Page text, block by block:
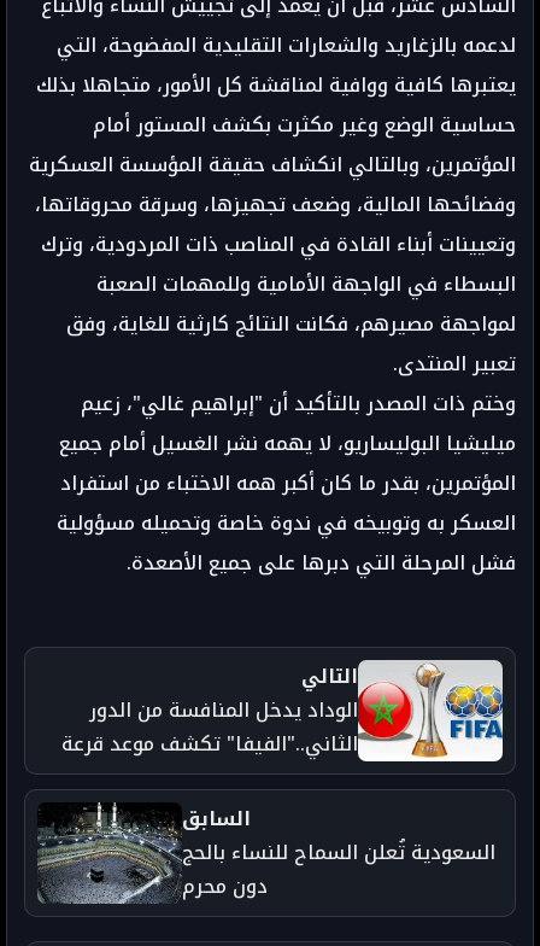
لدعمه بالزغاريد والشعارات التقليدية المفضوحة، التي
يعتبرها كافية ووافية لمناقشة كل الأمور، متجاهلا بذلك
حساسية الوضع وغير مكثرت بكشف المستور أمام
المؤتمرين، وبالتالي انكشاف حقيقة المؤسسة العسكرية
وفضائحها المالية، وضعف تجهيزها، وسرقة محروقاتها،
وتعيينات أبناء القادة في المناصب ذات المردودية، وترك
البسطاء في الواجهة الأمامية وللمهمات الصعبة
لمواجهة مصيرهم، فكانت النتائج كارثية للغاية، وفق
تعبير المنتدى.
وختم ذات المصدر بالتأكيد أن "إبراهيم غالي"، زعيم
ميليشيا البوليساريو، لا يهمه نشر الغسيل أمام جميع
المؤتمرين، بقدر ما كان أكبر همه الاختباء من استفراد
العسكر به وتوبيخه في ندوة خاصة وتحميله مسؤولية
فشل المرحلة التي دبرها على جميع الأصعدة.
التالي
الوداد يدخل المنافسة من الدور
الثاني.."الفيفا" تكشف موعد قرعة
"موندياليتو" المغرب
السابق
السعودية تُعلن السماح للنساء بالحج
دون محرم